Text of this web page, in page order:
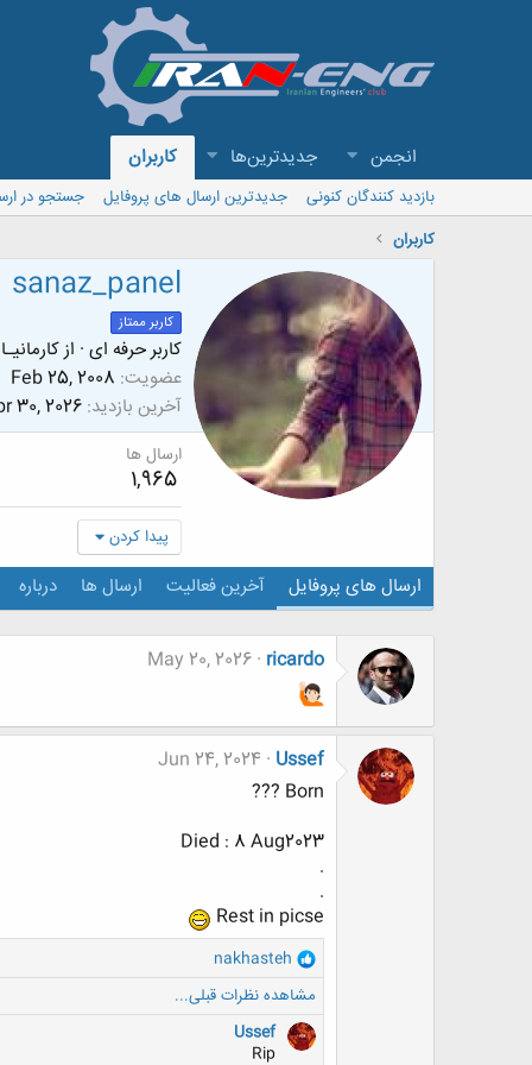
انجمن جدیدترین‌ها کاربران
بازدید کنندگان کنونی جدیدترین ارسال های پروفایل
جستجو در
کاربران
sanaz_panel
کاربر ممتاز
کاربر حرفه ای · ازکارمانیـا
عضویت Feb 25, 2008
آخرین بازدید 30, 2026
ارسال ها
1,965
پیدا کردن
ارسال های پروفایل آخرین فعالیت ارسال ها درباره
ricardo
May 20, 2026
Ussef
Jun 24, 2024
Born ???
Died : 8 Aug2023
.
.
Rest in picse
و
ک
ن
ش
nakhasteh
مشاهده نظرات قبلی...
Ussef
Rip